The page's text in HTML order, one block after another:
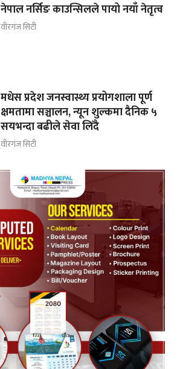
नेपाल नर्सिङ काउन्सिलले पायो नयाँ नेतृत्व
वीरगंज सिटी
मधेस प्रदेश जनस्वास्थ्य प्रयोगशाला पूर्ण
क्षमतामा सञ्चालन, न्यून शुल्कमा दैनिक ५
सयभन्दा बढीले सेवा लिँदै
वीरगंज सिटी